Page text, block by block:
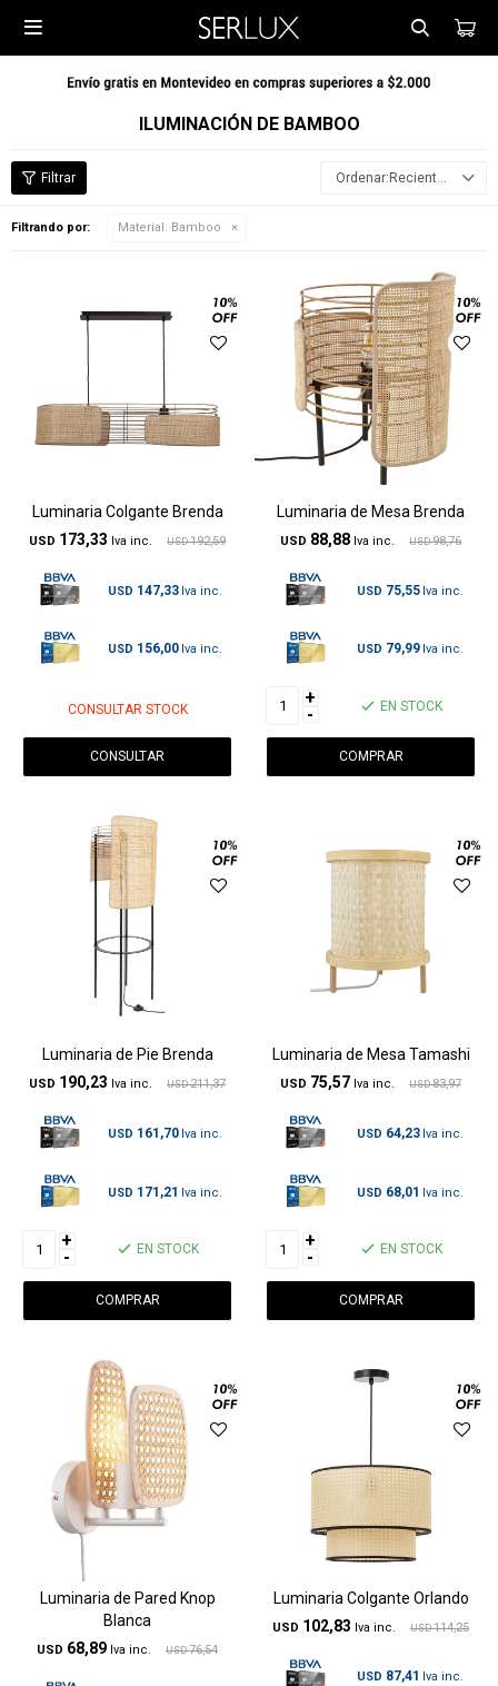

ILUMINACIÓN DE BAMBOO
Recientes
Filtrando por: Material: Bamboo
Luminaria Colgante Brenda
USD 173,33 USD 192,59
USD 147,33
USD 156,00
CONSULTAR STOCK
CONSULTAR
Luminaria de Mesa Brenda
USD 88,88 USD 98,76
USD 75,55
USD 79,99
+
- EN STOCK
Luminaria de Pie Brenda
USD 190,23 USD 211,37
USD 161,70
USD 171,21
+
- EN STOCK
Luminaria de Mesa Tamashi
USD 75,57 USD 83,97
USD 64,23
USD 68,01
+
- EN STOCK
Luminaria de Pared Knop
Blanca
USD 68,89 USD 76,54
Luminaria Colgante Orlando
USD 102,83 USD 114,25
USD 87,41